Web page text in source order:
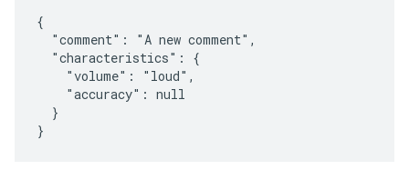
{
  "comment": "A new comment",
  "characteristics": {
    "volume": "loud",
    "accuracy": null
  }
}